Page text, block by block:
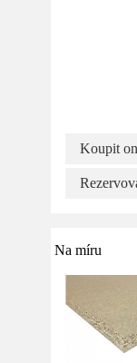
Koupit
Na míru